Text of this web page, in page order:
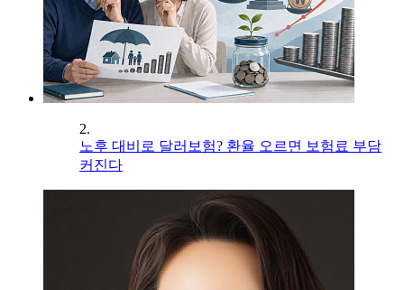
2.
노후 대비로 달러보험? 환율 오르면 보험료 부담
커진다